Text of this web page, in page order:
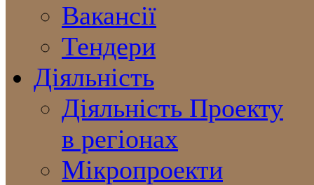
Вакансії
Тендери
Діяльність
Діяльність Проекту
в регіонах
Мікропроекти